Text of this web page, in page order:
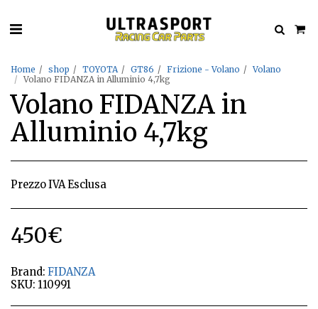
Home shop TOYOTA GT86 Frizione - Volano
Volano
Volano FIDANZA in Alluminio 4,7kg
Volano FIDANZA in
Alluminio 4,7kg
Prezzo IVA Esclusa
450€
Brand: FIDANZA
SKU: 110991